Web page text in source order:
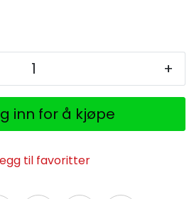
+
inn for å kjøpe
til favoritter